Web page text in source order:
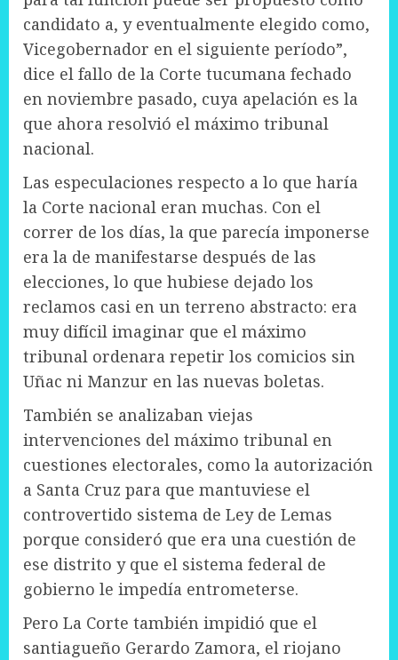
candidato a, y eventualmente elegido como,
Vicegobernador en el siguiente período”,
dice el fallo de la Corte tucumana fechado
en noviembre pasado, cuya apelación es la
que ahora resolvió el máximo tribunal
nacional.
Las especulaciones respecto a lo que haría
la Corte nacional eran muchas. Con el
correr de los días, la que parecía imponerse
era la de manifestarse después de las
elecciones, lo que hubiese dejado los
reclamos casi en un terreno abstracto: era
muy difícil imaginar que el máximo
tribunal ordenara repetir los comicios sin
Uñac ni Manzur en las nuevas boletas.
También se analizaban viejas
intervenciones del máximo tribunal en
cuestiones electorales, como la autorización
a Santa Cruz para que mantuviese el
controvertido sistema de Ley de Lemas
porque consideró que era una cuestión de
ese distrito y que el sistema federal de
gobierno le impedía entrometerse.
Pero La Corte también impidió que el
santiagueño Gerardo Zamora, el riojano